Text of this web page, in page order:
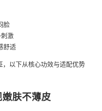
脸
激
舒适
以下从核心功效与适配优势
肤不薄皮